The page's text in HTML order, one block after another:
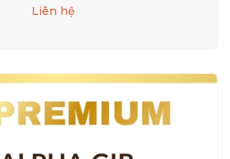
Liên hệ